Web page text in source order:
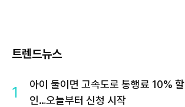
트렌드뉴스
1
아이 둘이면 고속도로 통행료 10% 할
인…오늘부터 신청 시작